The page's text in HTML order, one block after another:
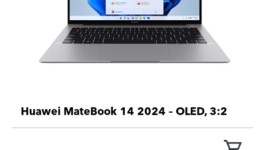
Huawei MateBook 14 2024 – OLED, 3:2